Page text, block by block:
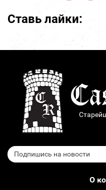
Ставь лайки:
О